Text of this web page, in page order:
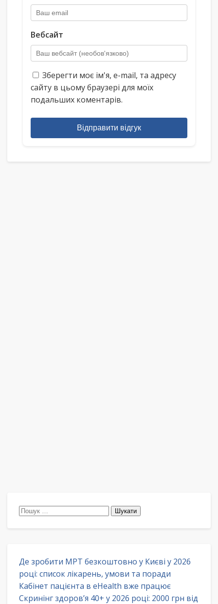
Вебсайт
Зберегти моє ім'я, e-mail, та адресу
сайту в цьому браузері для моїх
подальших коментарів.
Відправити відгук
Пошук:
Де зробити МРТ безкоштовно у Києві у 2026
році: список лікарень, умови та поради
Кабінет пацієнта в eHealth вже працює
Скринінг здоров’я 40+ у 2026 році: 2000 грн від